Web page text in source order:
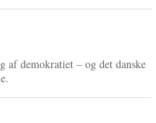
af demokratiet – og det danske